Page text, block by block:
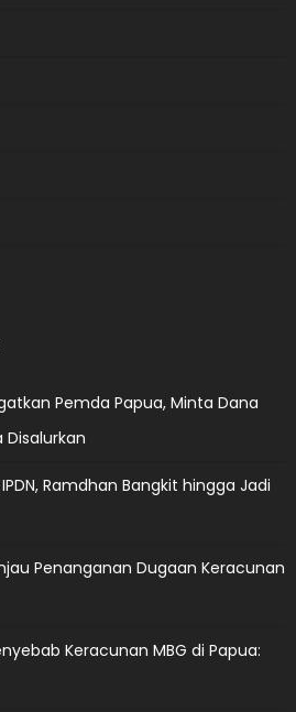
Pemda Papua, Minta Dana
Disalurkan
Ramdhan Bangkit hingga Jadi
Penanganan Dugaan Keracunan
Keracunan MBG di Papua: